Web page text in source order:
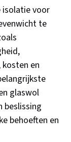
isolatie voor
te
en
glaswol
beslissing
behoeften en